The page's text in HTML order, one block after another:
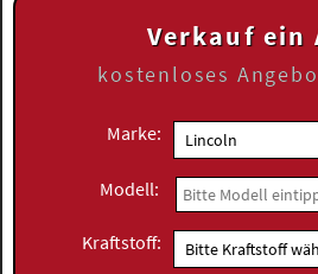
Verkauf ein
kostenloses
Marke:
Modell:
Kraftstoff: